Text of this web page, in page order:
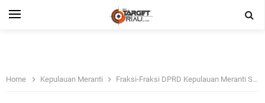
Home Kepulauan Meranti Fraksi-Fraksi DPRD Kepulauan Meranti Sampaikan Pandum Terhadap Penyampaian Ranperda Pemda